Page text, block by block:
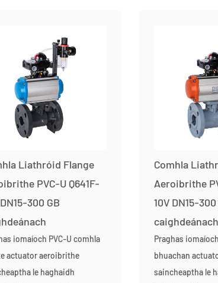
Liathróid Flange
PVC-U Q641F-
300 GB
iomaíoch PVC-U comhla
actuator aeroibrithe
le haghaidh
Comhla
Aeroibrithe
10V DN15-300
caighdeánach
Praghas
bhuachan
saincheaptha le